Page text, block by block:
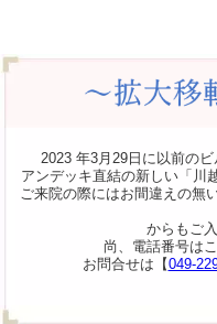
2023 年3月29日に以前の
アンデッキ直結の新しい「川
ご来院の際にはお間違えの無
からもご
尚、電話番号は
お問合せは【049-